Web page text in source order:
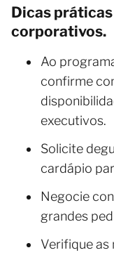
Dicas
corporativos.
Ao
confirme
executivos.
Solicite
cardápio
Negocie
grandes
Verifique as